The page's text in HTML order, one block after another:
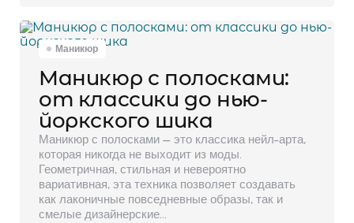
Маникюр
Маникюр с полосками:
от классики до нью-
йоркского шика
Маникюр с полосками — это классика нейл-арта,
которая никогда не выходит из моды.
Геометричная, стильная и невероятно
вариативная, эта техника позволяет создавать
как лаконичные повседневные образы, так и
смелые дизайнерские…